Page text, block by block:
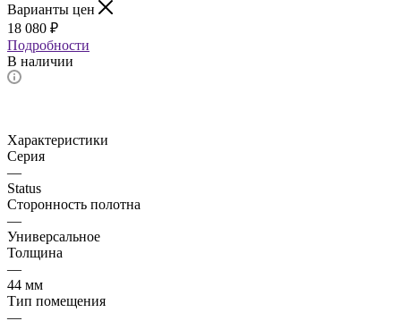
Варианты цен
18 080 ₽
Подробности
В наличии
Характеристики
Серия
—
Status
Сторонность полотна
—
Универсальное
Толщина
—
44 мм
Тип помещения
—